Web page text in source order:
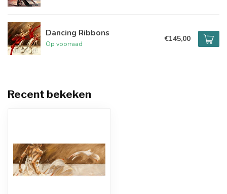
Dancing Ribbons
Op voorraad
€145,00
Recent bekeken